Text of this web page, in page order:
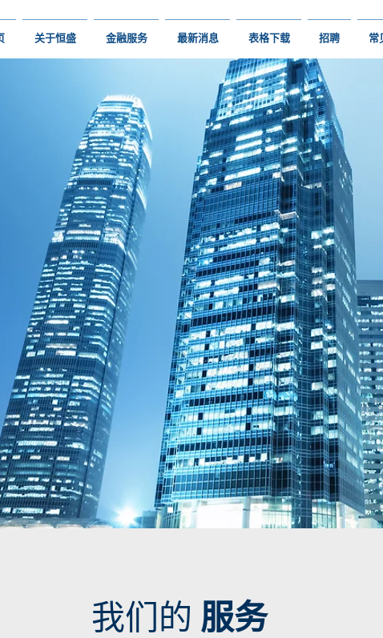
关于恒盛 金融服务 最新消息 表格下载 招聘 常
我们的 服务